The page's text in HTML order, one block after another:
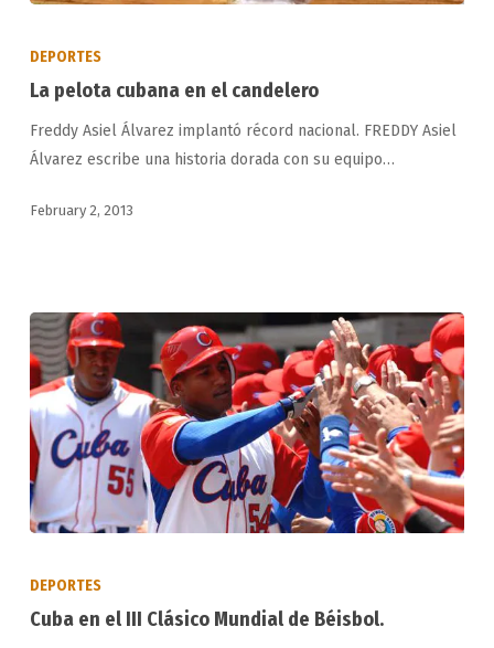
en
el
candelero
DEPORTES
La pelota cubana en el candelero
Freddy Asiel Álvarez implantó récord nacional. FREDDY Asiel
Álvarez escribe una historia dorada con su equipo…
February 2, 2013
III
DEPORTES
Cuba en el III Clásico Mundial de Béisbol.